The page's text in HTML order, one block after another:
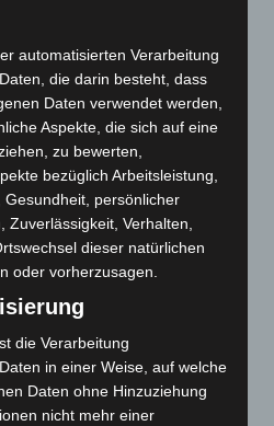
automatisierten Verarbeitung
die darin besteht, dass
Daten verwendet werden,
Aspekte, die sich auf eine
zu bewerten,
bezüglich Arbeitsleistung,
persönlicher
Zuverlässigkeit, Verhalten,
dieser natürlichen
oder vorherzusagen.
die Verarbeitung
in einer Weise, auf welche
Daten ohne Hinzuziehung
nicht mehr einer